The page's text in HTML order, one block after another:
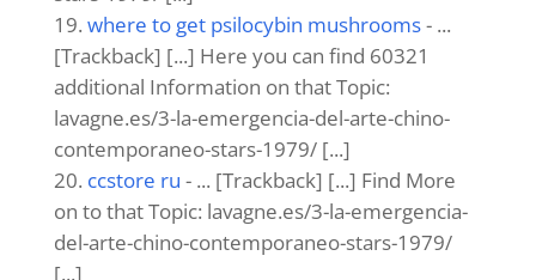
More to that Topic: lavagne.es/3-la-
emergencia-del-arte-chino-contemporaneo-
stars-1979/ [...]
Jeune GuadeloupÃ©enne Cam Sexe- ...
[Trackback] [...] Information to that Topic:
lavagne.es/3-la-emergencia-del-arte-chino-
contemporaneo-stars-1979/ [...]
คาสิโนออนไลน์เว็บตรง- ... [Trackback] [...]
Find More on to that Topic: lavagne.es/3-la-